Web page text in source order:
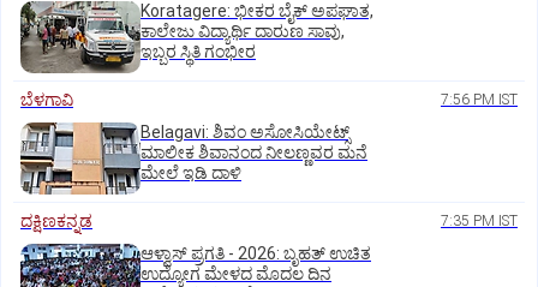
Koratagere: ಭೀಕರ ಬೈಕ್ ಅಪಘಾತ,
ಕಾಲೇಜು ವಿದ್ಯಾರ್ಥಿ ದಾರುಣ ಸಾವು,
ಇಬ್ಬರ ಸ್ಥಿತಿ ಗಂಭೀರ
ಬೆಳಗಾವಿ 7:56 PM IST
Belagavi: ಶಿವಂ ಅಸೋಸಿಯೇಟ್ಸ್
ಮಾಲೀಕ ಶಿವಾನಂದ ನೀಲಣ್ಣವರ ಮನೆ
ಮೇಲೆ ಇಡಿ‌ ದಾಳಿ
ದಕ್ಷಿಣಕನ್ನಡ 7:35 PM IST
ಆಳ್ವಾಸ್‌ ಪ್ರಗತಿ - 2026: ಬೃಹತ್ ಉಚಿತ
ಉದ್ಯೋಗ ಮೇಳದ ಮೊದಲ ದಿನ